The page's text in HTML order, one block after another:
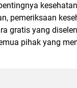
pemeriksaan
gratis yang
pihak yang